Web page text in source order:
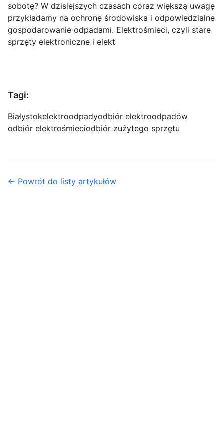
sobotę? W dzisiejszych czasach coraz większą uwagę
przykładamy na ochronę środowiska i odpowiedzialne
gospodarowanie odpadami. Elektrośmieci, czyli stare
sprzęty elektroniczne i elekt
Tagi:
Białystokelektroodpadyodbiór elektroodpadów
odbiór elektrośmieciodbiór zużytego sprzętu
← Powrót do listy artykułów